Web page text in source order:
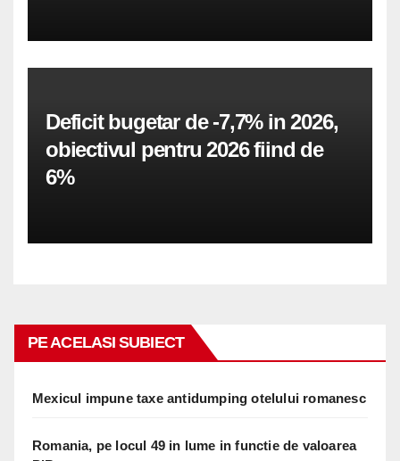
Deficit bugetar de -7,7% in 2026,
obiectivul pentru 2026 fiind de
6%
PE ACELASI SUBIECT
Mexicul impune taxe antidumping otelului romanesc
Romania, pe locul 49 in lume in functie de valoarea